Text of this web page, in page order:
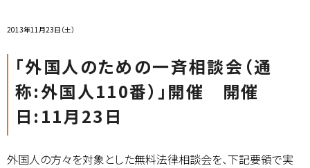
2013年11月23日（土）
「外国人のための一斉相談会（通
称:外国人110番）」開催 開催
日:11月23日
外国人の方々を対象とした無料法律相談会を、下記要領で実